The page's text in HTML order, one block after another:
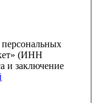
(ИНН